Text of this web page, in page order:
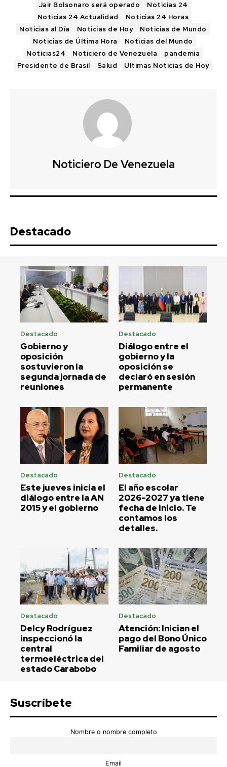
Jair Bolsonaro será operado
Noticias 24
Noticias 24 Actualidad
Noticias 24 Horas
Noticias al Día
Noticias de Hoy
Noticias de Mundo
Noticias de Última Hora
Noticias del Mundo
Noticias24
Noticiero de Venezuela
pandemia
Presidente de Brasil
Salud Ultimas Noticias de Hoy
Noticiero De Venezuela
Destacado
Destacado
Gobierno y
oposición
sostuvieron la
segunda jornada de
reuniones
Destacado
Diálogo entre el
gobierno y la
oposición se
declaró en sesión
permanente
Destacado
Este jueves inicia el
diálogo entre la AN
2015 y el gobierno
Destacado
El año escolar
2026-2027 ya tiene
fecha de inicio. Te
contamos los
detalles.
Destacado
Delcy Rodríguez
inspeccionó la
central
termoeléctrica del
estado Carabobo
Destacado
Atención: Inician el
pago del Bono Único
Familiar de agosto
Suscríbete
Nombre o nombre completo
Email